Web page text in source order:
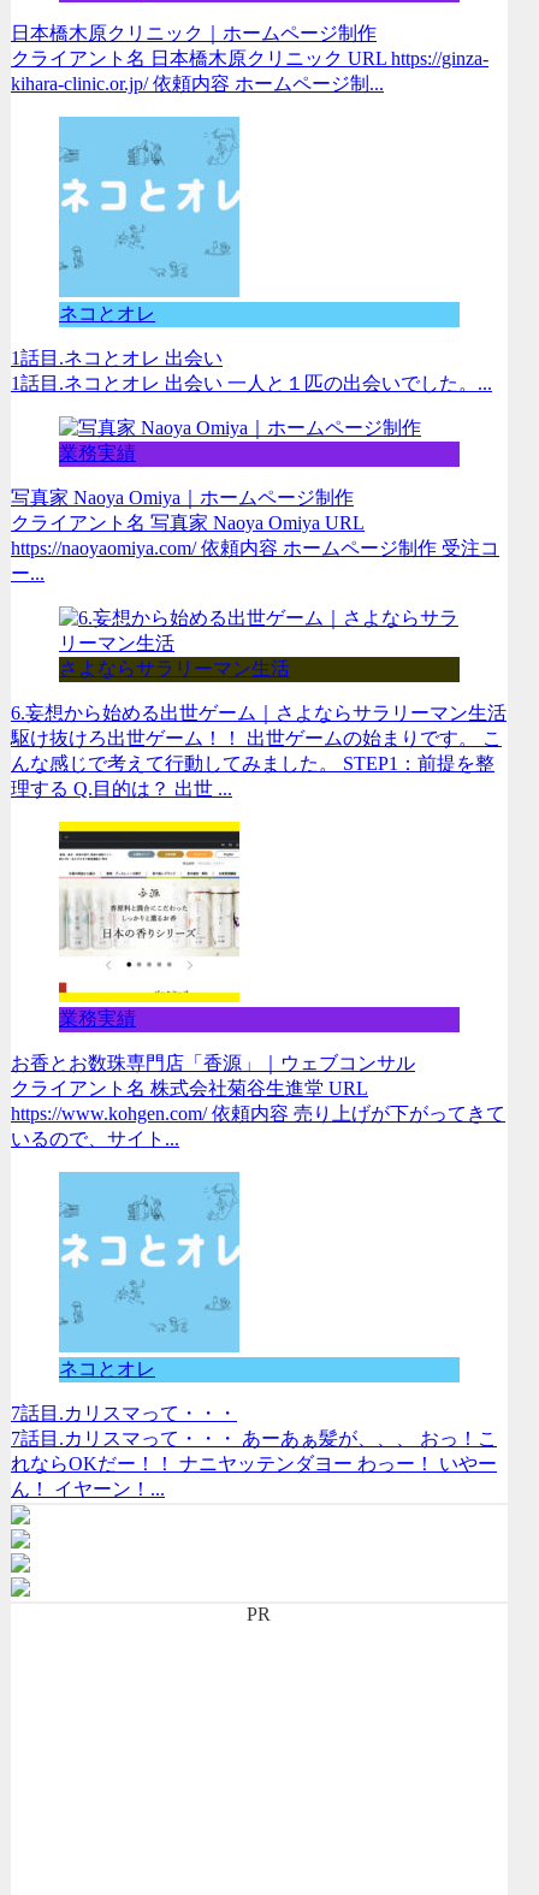
日本橋木原クリニック｜ホームページ制作
クライアント名 日本橋木原クリニック URL https://ginza-
kihara-clinic.or.jp/ 依頼内容 ホームページ制...
ネコとオレ
1話目.ネコとオレ 出会い
1話目.ネコとオレ 出会い 一人と１匹の出会いでした。...
業務実績
写真家 Naoya Omiya｜ホームページ制作
クライアント名 写真家 Naoya Omiya URL
https://naoyaomiya.com/ 依頼内容 ホームページ制作 受注コ
ー...
さよならサラリーマン生活
6.妄想から始める出世ゲーム｜さよならサラリーマン生活
駆け抜けろ出世ゲーム！！ 出世ゲームの始まりです。 こ
んな感じで考えて行動してみました。 STEP1：前提を整
理する Q.目的は？ 出世 ...
業務実績
お香とお数珠専門店「香源」｜ウェブコンサル
クライアント名 株式会社菊谷生進堂 URL
https://www.kohgen.com/ 依頼内容 売り上げが下がってきて
いるので、サイト...
ネコとオレ
7話目.カリスマって・・・
7話目.カリスマって・・・ あーあぁ髪が、、、 おっ！こ
れならOKだー！！ ナニヤッテンダヨー わっー！ いやー
ん！ イヤーン！...
PR